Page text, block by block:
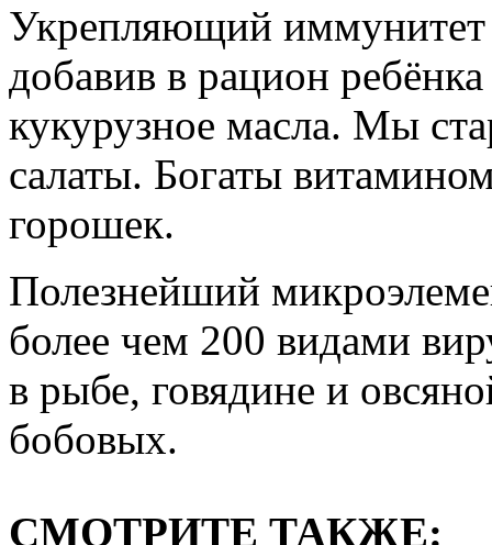
Укрепляющий
добавив в рацион
кукурузное масла. Мы
салаты. Богаты
горошек.
Полезнейший
более чем 200 видами
в рыбе, говядине и
бобовых.
СМОТРИТЕ ТАКЖЕ: